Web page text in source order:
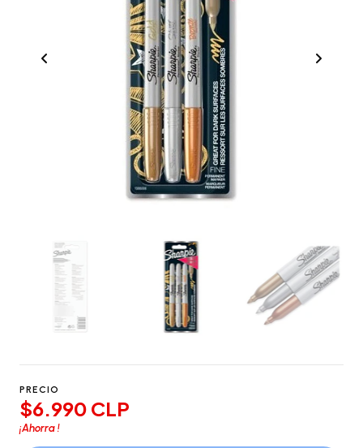
PRECIO
$6.990 CLP
¡Ahorra!